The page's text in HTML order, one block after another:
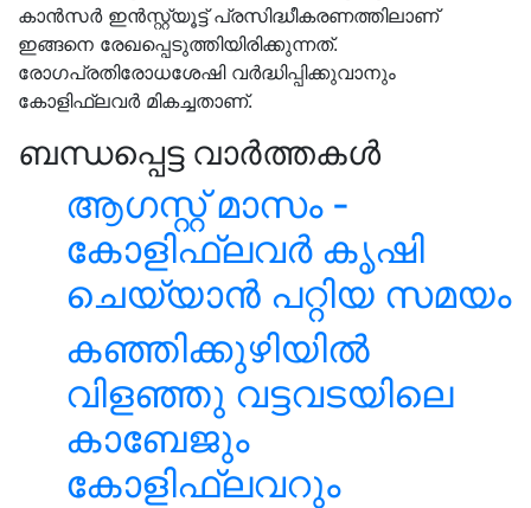
കാൻസർ ഇൻസ്റ്റ്യൂട്ട് പ്രസിദ്ധീകരണത്തിലാണ്
ഇങ്ങനെ രേഖപ്പെടുത്തിയിരിക്കുന്നത്.
രോഗപ്രതിരോധശേഷി വർദ്ധിപ്പിക്കുവാനും
കോളിഫ്ലവർ മികച്ചതാണ്.
ബന്ധപ്പെട്ട വാർത്തകൾ
ആഗസ്റ്റ് മാസം -
കോളിഫ്ലവർ കൃഷി
ചെയ്യാൻ പറ്റിയ സമയം
കഞ്ഞിക്കുഴിയിൽ
വിളഞ്ഞു വട്ടവടയിലെ
കാബേജും
കോളിഫ്ലവറും